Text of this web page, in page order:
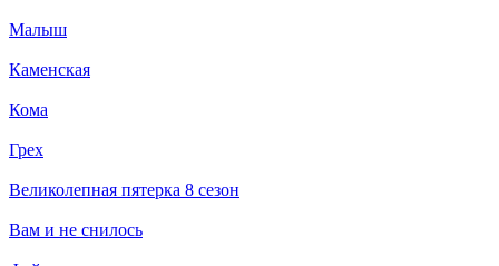
Малыш
Каменская
Кома
Грех
Великолепная пятерка 8 сезон
Вам и не снилось